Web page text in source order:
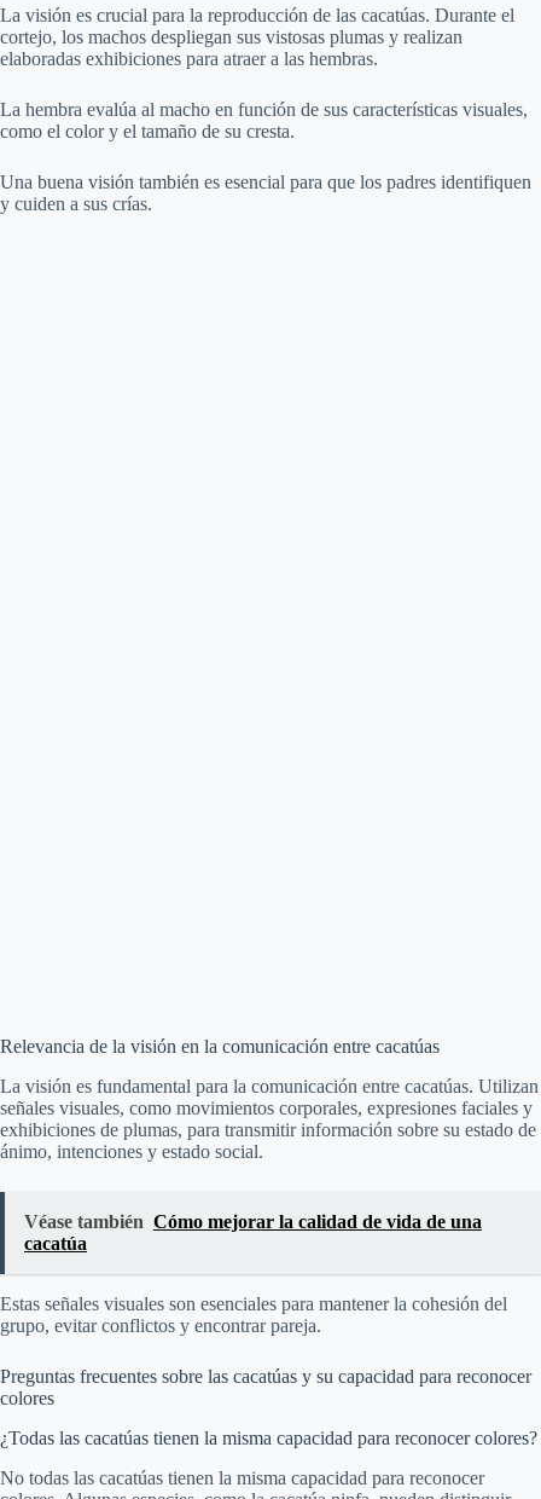
La visión es crucial para la reproducción de las cacatúas. Durante el
cortejo, los machos despliegan sus vistosas plumas y realizan
elaboradas exhibiciones para atraer a las hembras.
La hembra evalúa al macho en función de sus características visuales,
como el color y el tamaño de su cresta.
Una buena visión también es esencial para que los padres identifiquen
y cuiden a sus crías.
Relevancia de la visión en la comunicación entre cacatúas
La visión es fundamental para la comunicación entre cacatúas. Utilizan
señales visuales, como movimientos corporales, expresiones faciales y
exhibiciones de plumas, para transmitir información sobre su estado de
ánimo, intenciones y estado social.
Véase también Cómo mejorar la calidad de vida de una
cacatúa
Estas señales visuales son esenciales para mantener la cohesión del
grupo, evitar conflictos y encontrar pareja.
Preguntas frecuentes sobre las cacatúas y su capacidad para reconocer
colores
¿Todas las cacatúas tienen la misma capacidad para reconocer colores?
No todas las cacatúas tienen la misma capacidad para reconocer